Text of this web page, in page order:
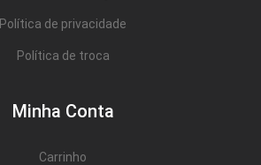
Política de privacidade
Política de troca
Minha Conta
Carrinho